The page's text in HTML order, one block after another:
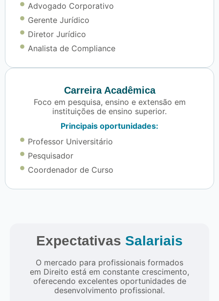
Advogado Corporativo
Gerente Jurídico
Diretor Jurídico
Analista de Compliance
Carreira Acadêmica
Foco em pesquisa, ensino e extensão em
instituições de ensino superior.
Principais oportunidades:
Professor Universitário
Pesquisador
Coordenador de Curso
Expectativas Salariais
O mercado para profissionais formados
em Direito está em constante crescimento,
oferecendo excelentes oportunidades de
desenvolvimento profissional.